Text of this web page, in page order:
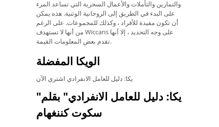
والتمارين والتأملات والأعمال السحرية التي تساعد المرء
على البدء في الطريق إلى الروحانية الوثنية. هذه يمكن
أن تكون مفيدة للأفراد ، وكذلك للمجموعات. على الرغم
من أنها لا تستهدف Wiccans على وجه التحديد ، إلا أنها
تقدم بعض المعلومات القيمة.
الويكا المفضلة
يكا: دليل للعامل الانفرادي اشتري الآن
"يكا: دليل للعامل الانفرادي" بقلم
سكوت كننغهام